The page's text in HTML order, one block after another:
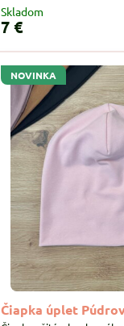
Skladom
7 €
NOVINKA
Čiapka úplet